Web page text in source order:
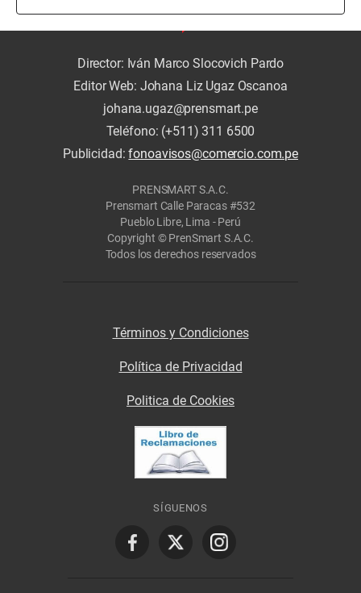
Director: Iván Marco Slocovich Pardo
Editor Web: Johana Liz Ugaz Oscanoa
johana.ugaz@prensmart.pe
Teléfono: (+511) 311 6500
Publicidad:fonoavisos@comercio.com.pe
PRENSMART S.A.C.
Prensmart Calle Paracas #532
Pueblo Libre, Lima - Perú
Copyright © PrenSmart S.A.C.
Todos los derechos reservados
Términos y Condiciones
Política de Privacidad
Politica de Cookies
SÍGUENOS